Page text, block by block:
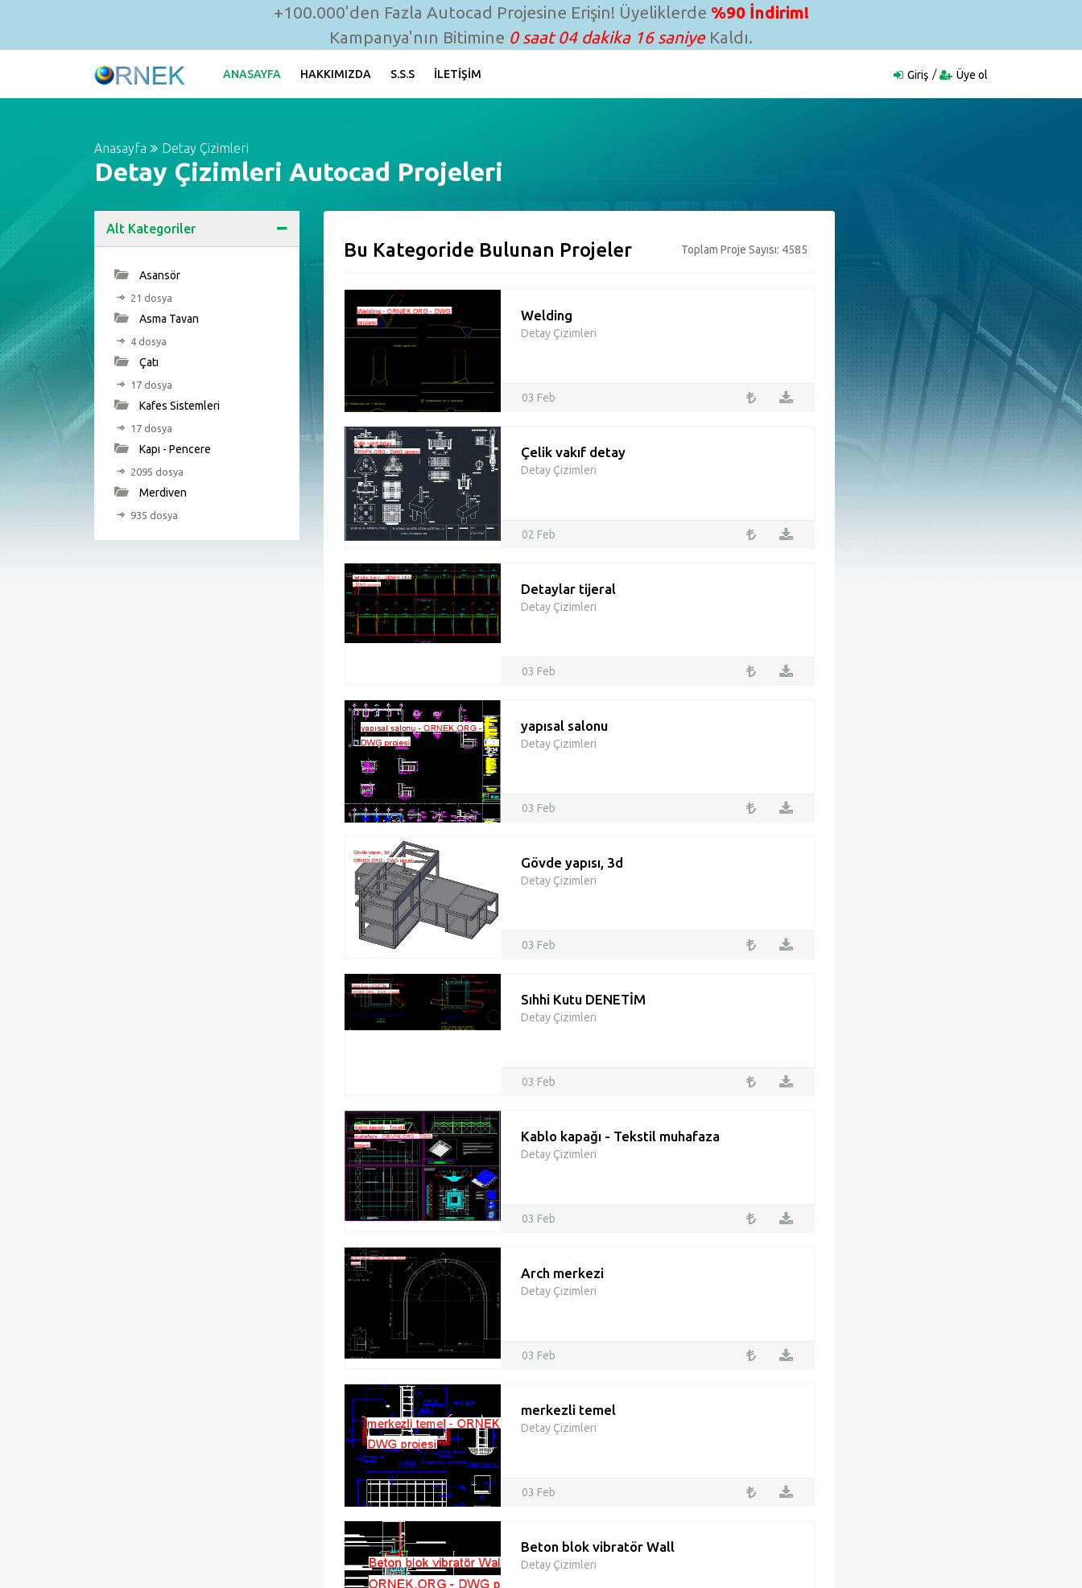
+100.000'den Fazla Autocad Projesine Erişin! Üyeliklerde %90 İndirim!
Kampanya'nın Bitimine 0 saat 04 dakika 15 saniyeKaldı.
ANASAYFA HAKKIMIZDA S.S.S İLETIŞIM Giriş Üye ol
Anasayfa Detay Çizimleri
Detay Çizimleri Autocad Projeleri
Alt Kategoriler
Asansör
21 dosya
Asma Tavan
4 dosya
Çatı
17 dosya
Kafes Sistemleri
17 dosya
Kapı - Pencere
2095 dosya
Merdiven
935 dosya
Bu Kategoride Bulunan Projeler Toplam Proje Sayısı: 4585
Welding
Detay Çizimleri
03 Feb
Çelik vakıf detay
Detay Çizimleri
02 Feb
Detaylar tijeral
Detay Çizimleri
03 Feb
yapısal salonu
Detay Çizimleri
03 Feb
Gövde yapısı, 3d
Detay Çizimleri
03 Feb
Sıhhi Kutu DENETİM
Detay Çizimleri
03 Feb
Kablo kapağı - Tekstil muhafaza
Detay Çizimleri
03 Feb
Arch merkezi
Detay Çizimleri
03 Feb
merkezli temel
Detay Çizimleri
03 Feb
Beton blok vibratör Wall
Detay Çizimleri